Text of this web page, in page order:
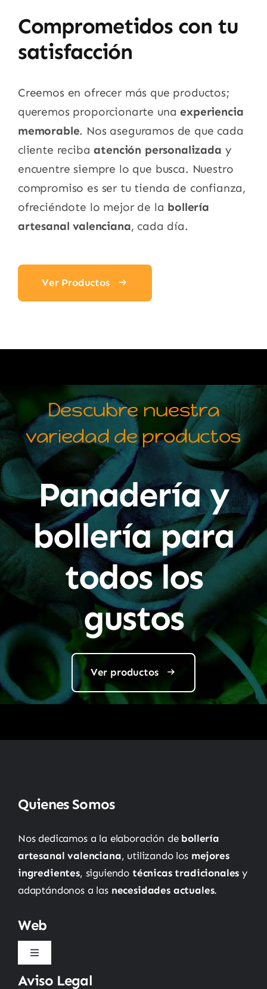
Comprometidos con tu
satisfacción
Creemos en ofrecer más que productos;
queremos proporcionarte unaexperiencia
memorable. Nos aseguramos de que cada
cliente recibaatención personalizada y
encuentre siempre lo que busca. Nuestro
compromiso es ser tu tienda de confianza,
ofreciéndote lo mejor de la bollería
artesanal valenciana, cada día.
Ver Productos
Descubre nuestra
variedad de productos
Panadería y
bollería para
todos los
gustos
Ver productos
Quienes Somos
Nos dedicamos a la elaboración de bollería
artesanal valenciana, utilizando los mejores
ingredientes, siguiendo técnicas tradicionales y
adaptándonos a las necesidades actuales.
Web
Toggle
Inicio
Aviso Legal